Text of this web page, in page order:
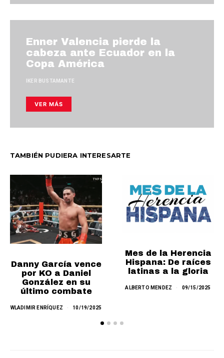
Enner Valencia pierde la
cabeza ante Ecuador en la
Copa América
IKER BUSTAMANTE
VER MÁS
TAMBIÉN PUDIERA INTERESARTE
Danny García vence
por KO a Daniel
González en su
último combate
WLADIMIR ENRÍQUEZ 10/19/2025
Mes de la Herencia
Hispana: De raíces
latinas a la gloria
ALBERTO MENDEZ 09/15/2025